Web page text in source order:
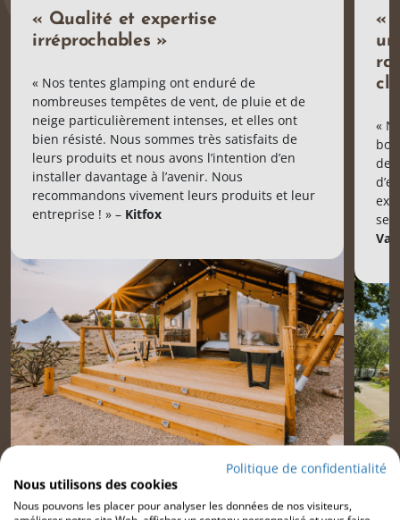
« Qualité et expertise
irréprochables »
« Nos tentes glamping ont enduré de
nombreuses tempêtes de vent, de pluie et de
neige particulièrement intenses, et elles ont
bien résisté. Nous sommes très satisfaits de
leurs produits et nous avons l’intention d’en
installer davantage à l’avenir. Nous
recommandons vivement leurs produits et leur
entreprise ! » – Kitfox
«
«
de
Politique de confidentialité
Nous utilisons des cookies
Nous pouvons les placer pour analyser les données de nos visiteurs,